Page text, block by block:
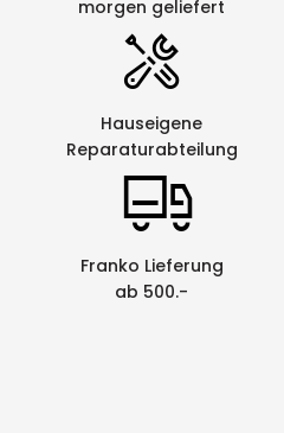
morgen geliefert
Hauseigene
Reparaturabteilung
Franko Lieferung
ab 500.-